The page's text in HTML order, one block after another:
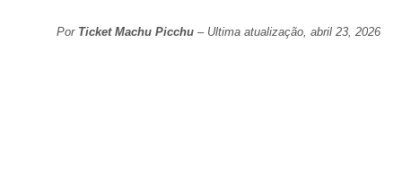
Por Ticket Machu Picchu– Ultima atualização, abril 23, 2026